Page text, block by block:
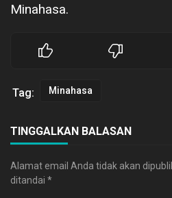
Minahasa.
Tag: Minahasa
TINGGALKAN BALASAN
Alamat email Anda tidak akan
ditandai *